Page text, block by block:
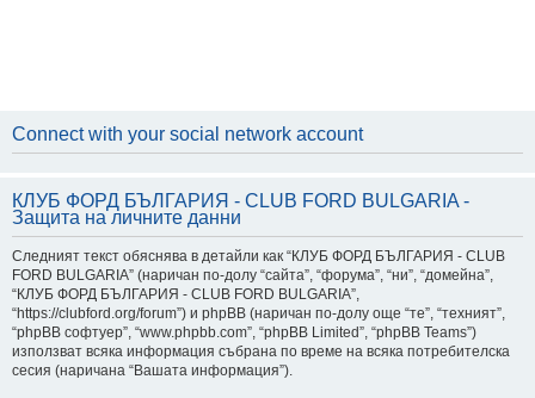
Connect with your social network account
КЛУБ ФОРД БЪЛГАРИЯ - CLUB FORD BULGARIA -
Защита на личните данни
Следният текст обяснява в детайли как “КЛУБ ФОРД БЪЛГАРИЯ - CLUB
FORD BULGARIA” (наричан по-долу “сайта”, “форума”, “ни”, “домейна”,
“КЛУБ ФОРД БЪЛГАРИЯ - CLUB FORD BULGARIA”,
“https://clubford.org/forum”) и phpBB (наричан по-долу още “те”, “техният”,
“phpBB софтуер”, “www.phpbb.com”, “phpBB Limited”, “phpBB Teams”)
използват всяка информация събрана по време на всяка потребителска
сесия (наричана “Вашата информация”).